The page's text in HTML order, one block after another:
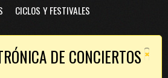
CICLOS Y FESTIVALES
×
DE CONCIERTOS